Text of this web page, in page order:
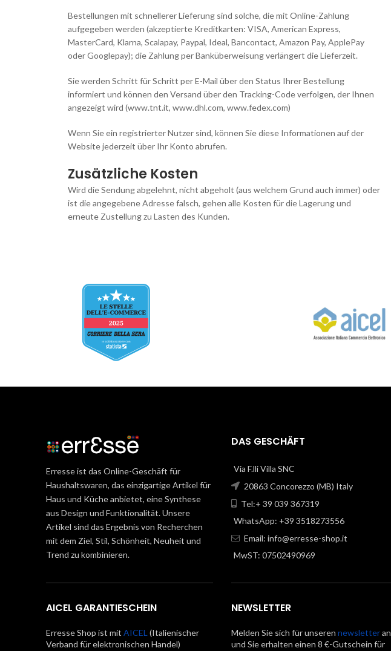
Bestellungen mit schnellerer Lieferung sind solche, die mit Online-Zahlung
aufgegeben werden (akzeptierte Kreditkarten: VISA, American Express,
MasterCard, Klarna, Scalapay, Paypal, Ideal, Bancontact, Amazon Pay, ApplePay
oder Googlepay); die Zahlung per Banküberweisung verlängert die Lieferzeit.
Sie werden Schritt für Schritt per E-Mail über den Status Ihrer Bestellung
informiert und können den Versand über den Tracking-Code verfolgen, der Ihnen
angezeigt wird (www.tnt.it, www.dhl.com, www.fedex.com)
Wenn Sie ein registrierter Nutzer sind, können Sie diese Informationen auf der
Website jederzeit über Ihr Konto abrufen.
Zusätzliche Kosten
Wird die Sendung abgelehnt, nicht abgeholt (aus welchem Grund auch immer) oder
ist die angegebene Adresse falsch, gehen alle Kosten für die Lagerung und
erneute Zustellung zu Lasten des Kunden.
Erresse ist das Online-Geschäft für
Haushaltswaren, das einzigartige Artikel für
Haus und Küche anbietet, eine Synthese
aus Design und Funktionalität. Unsere
Artikel sind das Ergebnis von Recherchen
mit dem Ziel, Stil, Schönheit, Neuheit und
Trend zu kombinieren.
AICEL GARANTIESCHEIN
Erresse Shop ist mit AICEL (Italienischer
Verband für elektronischen Handel)
DAS GESCHÄFT
Via F.lli Villa SNC
20863 Concorezzo (MB) Italy
Tel:+ 39 039 367319
WhatsApp: +39 3518273556
Email: info@erresse-shop.it
MwST: 07502490969
NEWSLETTER
Melden Sie sich für unseren newsletteran
und Sie erhalten einen 8 €-Gutschein für